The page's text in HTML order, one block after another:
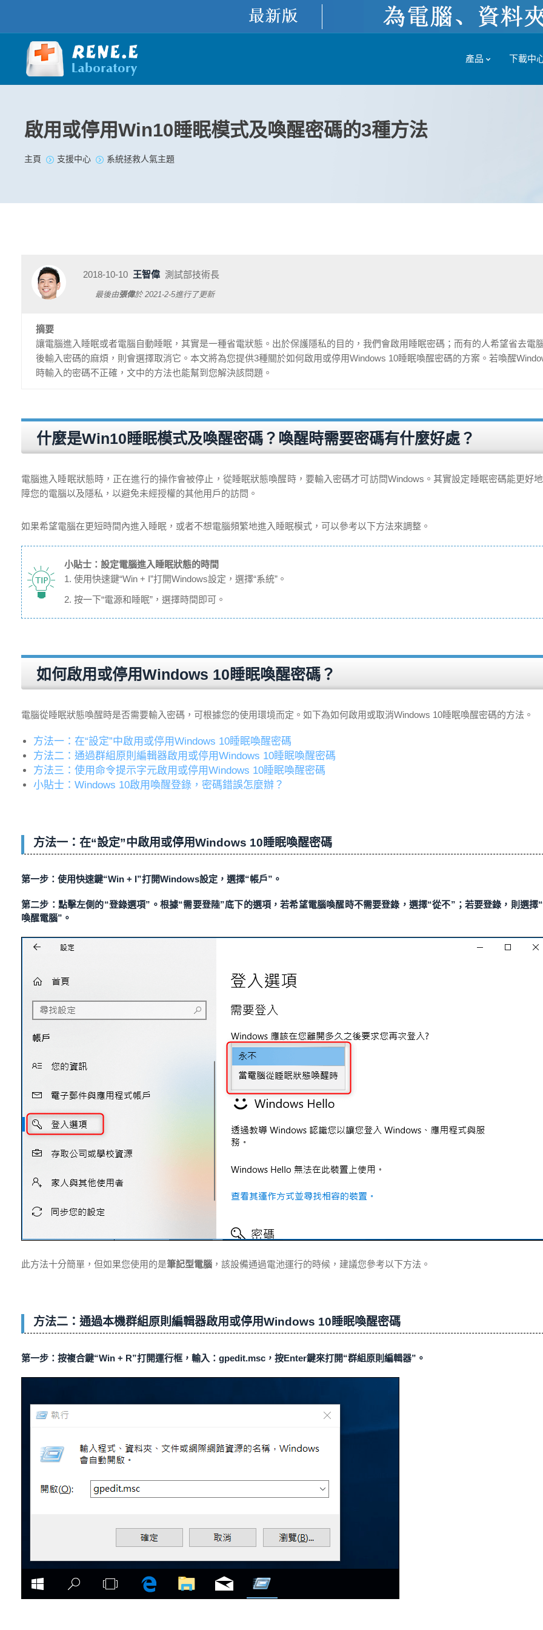
產品 下載中
啟用或停用Win10睡眠模式及喚醒密碼的3種方法
您在此处：
主頁 支援中心 系統拯救人氣主題
2018-10-10 王智偉 測試部技術長
最後由張偉於2021-2-5進行了更新
摘要
讓電腦進入睡眠或者電腦自動睡眠，其實是一種省電狀態。出於保護隱私的目的，我們會啟用睡眠密碼；而有的人希望省去電
後輸入密碼的麻煩，則會選擇取消它。本文將為您提供3種關於如何啟用或停用Windows 10睡眠喚醒密碼的方案。若喚醒
時輸入的密碼不正確，文中的方法也能幫到您解決該問題。
什麼是Win10睡眠模式及喚醒密碼？喚醒時需要密碼有什麼好處？
電腦進入睡眠狀態時，正在進行的操作會被停止，從睡眠狀態喚醒時，要輸入密碼才可訪問Windows。其實設定睡眠密碼能更好
障您的電腦以及隱私，以避免未經授權的其他用戶的訪問。
如果希望電腦在更短時間內進入睡眠，或者不想電腦頻繁地進入睡眠模式，可以參考以下方法來調整。
小貼士：設定電腦進入睡眠狀態的時間
1. 使用快速鍵“Win + I”打開Windows設定，選擇“系統”。
2. 按一下“電源和睡眠”，選擇時間即可。
如何啟用或停用Windows 10睡眠喚醒密碼？
電腦從睡眠狀態喚醒時是否需要輸入密碼，可根據您的使用環境而定。如下為如何啟用或取消Windows 10睡眠喚醒密碼的方法。
方法一：在“設定”中啟用或停用Windows 10睡眠喚醒密碼
方法二：通過群組原則編輯器啟用或停用Windows 10睡眠喚醒密碼
方法三：使用命令提示字元啟用或停用Windows 10睡眠喚醒密碼
小貼士：Windows 10啟用喚醒登錄，密碼錯誤怎麼辦？
方法一：在“設定”中啟用或停用Windows 10睡眠喚醒密碼
第一步：使用快速鍵“Win + I”打開Windows設定，選擇“帳戶”。
第二步：點擊左側的“登錄選項”。根據“需要登陸”底下的選項，若希望電腦喚醒時不需要登錄，選擇“從不”；若要登錄，則選擇
喚醒電腦”。
此方法十分簡單，但如果您使用的是筆記型電腦 ，該設備通過電池運行的時候，建議您參考以下方法。
方法二：通過本機群組原則編輯器啟用或停用Windows 10睡眠喚醒密碼
第一步：按複合鍵“Win + R”打開運行框，輸入：gpedit.msc，按Enter鍵來打開“群組原則編輯器”。